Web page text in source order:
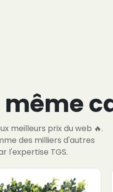
meilleurs prix du web 🔥.
des milliers d'autres
l'expertise TGS.